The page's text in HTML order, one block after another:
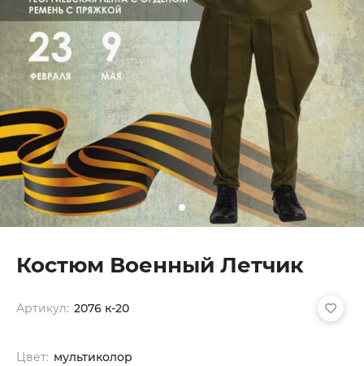
Костюм Военный Летчик
Артикул: 2076 к-20
Цвет: мультиколор